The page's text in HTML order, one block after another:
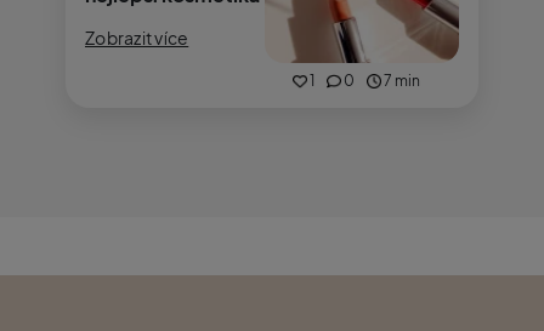
1 0 7 min
Zobrazit více